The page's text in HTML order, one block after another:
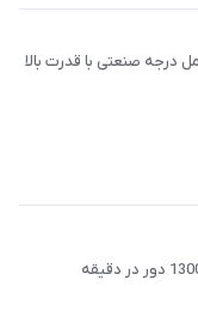
درجه صنعتی با قدرت بالا